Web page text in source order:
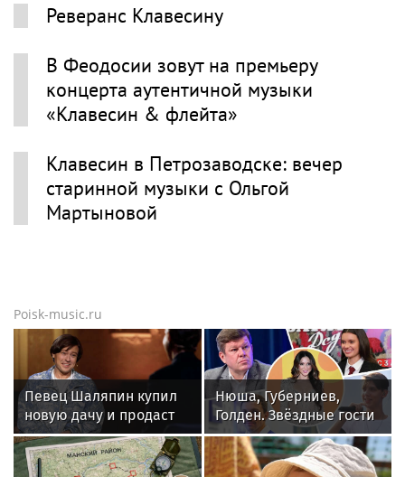
Реверанс Клавесину
В Феодосии зовут на премьеру
концерта аутентичной музыки
«Клавесин & флейта»
Клавесин в Петрозаводске: вечер
старинной музыки с Ольгой
Мартыновой
Poisk-music.ru
Певец Шаляпин купил
новую дачу и продаст
старую
Нюша, Губерниев,
Голден. Звёздные гости
«Дня физкультурника»
в Москве